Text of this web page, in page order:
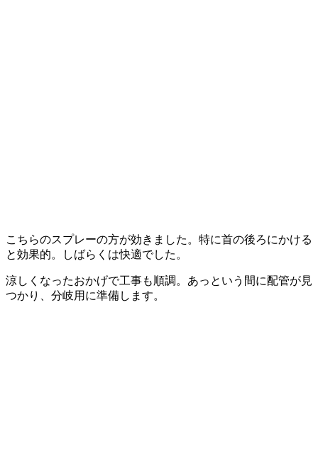
こちらのスプレーの方が効きました。特に首の後ろにかける
と効果的。しばらくは快適でした。
涼しくなったおかげで工事も順調。あっという間に配管が見
つかり、分岐用に準備します。